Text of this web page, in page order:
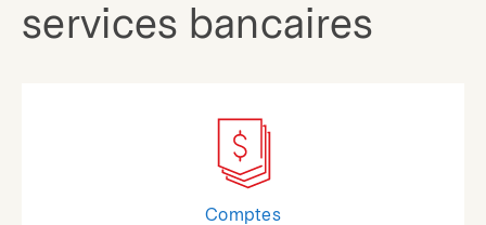
services bancaires
Comptes